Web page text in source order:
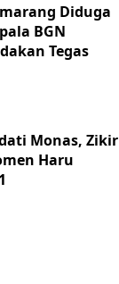
Diduga
BGN
Tegas
Monas, Zikir
Haru